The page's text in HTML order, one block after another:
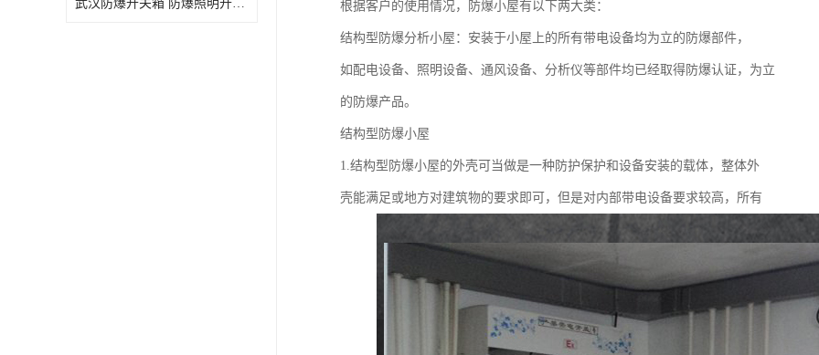
武汉防爆开关箱 防爆照明开关箱厂家 根据客户的使用情况，防爆小屋有以下两大类：
结构型防爆分析小屋：安装于小屋上的所有带电设备均为立的防爆部件，
如配电设备、照明设备、通风设备、分析仪等部件均已经取得防爆认证，为立
的防爆产品。
结构型防爆小屋
1.结构型防爆小屋的外壳可当做是一种防护保护和设备安装的载体，整体外
壳能满足或地方对建筑物的要求即可，但是对内部带电设备要求较高，所有